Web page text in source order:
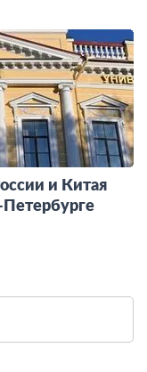
и Китая
Петербурге